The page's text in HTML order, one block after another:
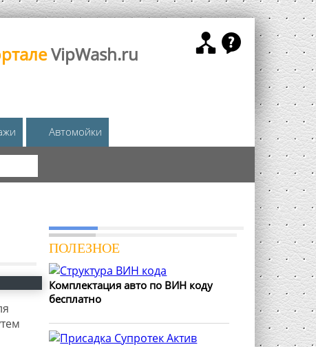
VipWash.ru
Автомойки
ПОЛЕЗНОЕ
Комплектация авто по ВИН коду
бесплатно